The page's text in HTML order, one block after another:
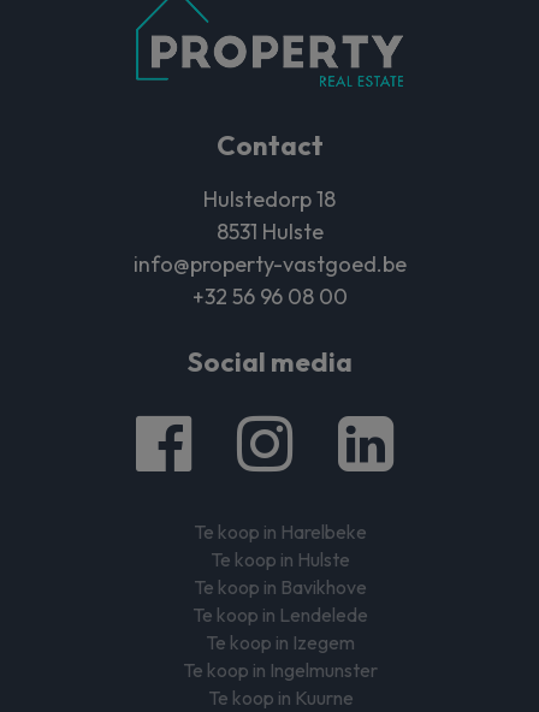
Contact
Hulstedorp 18
8531 Hulste
info@property-vastgoed.be
+32 56 96 08 00
Social media
Te koop in Harelbeke
Te koop in Hulste
Te koop in Bavikhove
Te koop in Lendelede
Te koop in Izegem
Te koop in Ingelmunster
Te koop in Kuurne